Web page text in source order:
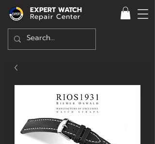
EXPERT WATCH
Repair Center